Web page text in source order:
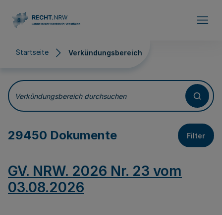
Startseite Verkündungsbereich
Verkündungsbereich
Verkündungsbereich durchsuchen
29450 Dokumente Filter
GV. NRW. 2026 Nr. 23 vom
03.08.2026